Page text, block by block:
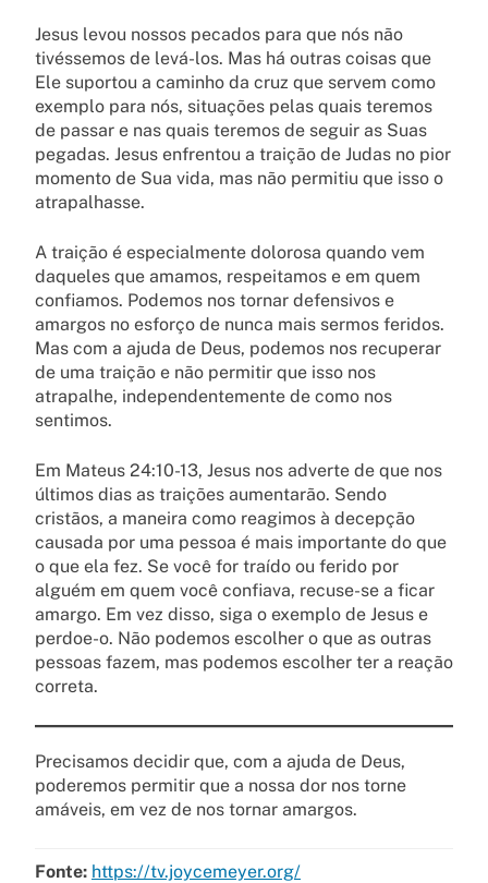
Jesus levou nossos pecados para que nós não
tivéssemos de levá-los. Mas há outras coisas que
Ele suportou a caminho da cruz que servem como
exemplo para nós, situações pelas quais teremos
de passar e nas quais teremos de seguir as Suas
pegadas. Jesus enfrentou a traição de Judas no pior
momento de Sua vida, mas não permitiu que isso o
atrapalhasse.
A traição é especialmente dolorosa quando vem
daqueles que amamos, respeitamos e em quem
confiamos. Podemos nos tornar defensivos e
amargos no esforço de nunca mais sermos feridos.
Mas com a ajuda de Deus, podemos nos recuperar
de uma traição e não permitir que isso nos
atrapalhe, independentemente de como nos
sentimos.
Em Mateus 24:10-13, Jesus nos adverte de que nos
últimos dias as traições aumentarão. Sendo
cristãos, a maneira como reagimos à decepção
causada por uma pessoa é mais importante do que
o que ela fez. Se você for traído ou ferido por
alguém em quem você confiava, recuse-se a ficar
amargo. Em vez disso, siga o exemplo de Jesus e
perdoe-o. Não podemos escolher o que as outras
pessoas fazem, mas podemos escolher ter a reação
correta.
Precisamos decidir que, com a ajuda de Deus,
poderemos permitir que a nossa dor nos torne
amáveis, em vez de nos tornar amargos.
Fonte: https://tv.joycemeyer.org/